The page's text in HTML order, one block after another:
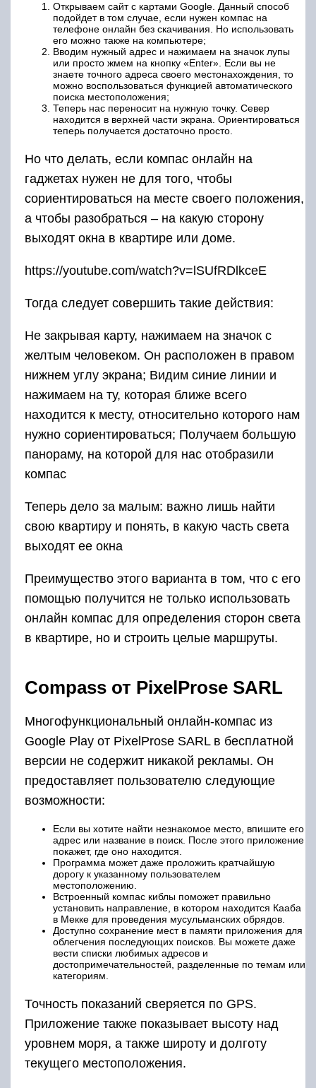
Открываем сайт с картами Google. Данный способ
подойдет в том случае, если нужен компас на
телефоне онлайн без скачивания. Но использовать
его можно также на компьютере;
Вводим нужный адрес и нажимаем на значок лупы
или просто жмем на кнопку «Enter». Если вы не
знаете точного адреса своего местонахождения, то
можно воспользоваться функцией автоматического
поиска местоположения;
Теперь нас переносит на нужную точку. Север
находится в верхней части экрана. Ориентироваться
теперь получается достаточно просто.
Но что делать, если компас онлайн на
гаджетах нужен не для того, чтобы
сориентироваться на месте своего положения,
а чтобы разобраться – на какую сторону
выходят окна в квартире или доме.
https://youtube.com/watch?v=lSUfRDlkceE
Тогда следует совершить такие действия:
Не закрывая карту, нажимаем на значок с
желтым человеком. Он расположен в правом
нижнем углу экрана; Видим синие линии и
нажимаем на ту, которая ближе всего
находится к месту, относительно которого нам
нужно сориентироваться; Получаем большую
панораму, на которой для нас отобразили
компас
Теперь дело за малым: важно лишь найти
свою квартиру и понять, в какую часть света
выходят ее окна
Преимущество этого варианта в том, что с его
помощью получится не только использовать
онлайн компас для определения сторон света
в квартире, но и строить целые маршруты.
Compass от PixelProse SARL
Многофункциональный онлайн-компас из
Google Play от PixelProse SARL в бесплатной
версии не содержит никакой рекламы. Он
предоставляет пользователю следующие
возможности:
Если вы хотите найти незнакомое место, впишите его
адрес или название в поиск. После этого приложение
покажет, где оно находится.
Программа может даже проложить кратчайшую
дорогу к указанному пользователем
местоположению.
Встроенный компас киблы поможет правильно
установить направление, в котором находится Кааба
в Мекке для проведения мусульманских обрядов.
Доступно сохранение мест в памяти приложения для
облегчения последующих поисков. Вы можете даже
вести списки любимых адресов и
достопримечательностей, разделенные по темам или
категориям.
Точность показаний сверяется по GPS.
Приложение также показывает высоту над
уровнем моря, а также широту и долготу
текущего местоположения.